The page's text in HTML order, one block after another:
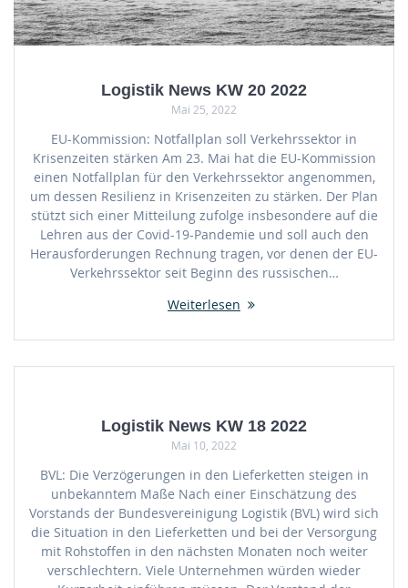
Logistik News KW 20 2022
Mai 25, 2022
EU-Kommission: Notfallplan soll Verkehrssektor in
Krisenzeiten stärken Am 23. Mai hat die EU-Kommission
einen Notfallplan für den Verkehrssektor angenommen,
um dessen Resilienz in Krisenzeiten zu stärken. Der Plan
stützt sich einer Mitteilung zufolge insbesondere auf die
Lehren aus der Covid-19-Pandemie und soll auch den
Herausforderungen Rechnung tragen, vor denen der EU-
Verkehrssektor seit Beginn des russischen…
Weiterlesen
Logistik News KW 18 2022
Mai 10, 2022
BVL: Die Verzögerungen in den Lieferketten steigen in
unbekanntem Maße Nach einer Einschätzung des
Vorstands der Bundesvereinigung Logistik (BVL) wird sich
die Situation in den Lieferketten und bei der Versorgung
mit Rohstoffen in den nächsten Monaten noch weiter
verschlechtern. Viele Unternehmen würden wieder